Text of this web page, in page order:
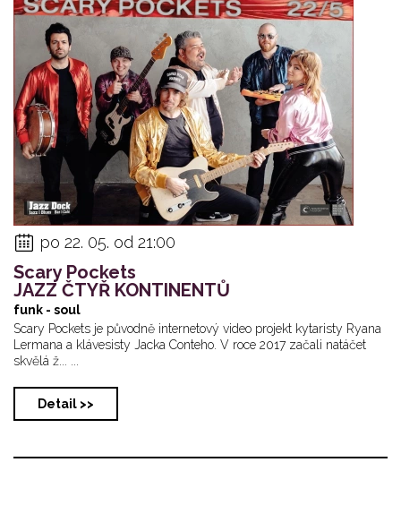
po 22. 05. od 21:00
Scary Pockets
JAZZ ČTYŘ KONTINENTŮ
funk - soul
Scary Pockets je původně internetový video projekt kytaristy Ryana
Lermana a klávesisty Jacka Conteho. V roce 2017 začali natáčet
skvělá ž... ...
Detail >>